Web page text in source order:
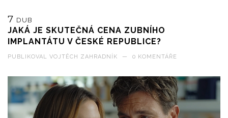
7 DUB
JAKÁ JE SKUTEČNÁ CENA ZUBNÍHO
IMPLANTÁTU V ČESKÉ REPUBLICE?
PUBLIKOVAL VOJTĚCH ZAHRADNÍK — 0 KOMENTÁŘE